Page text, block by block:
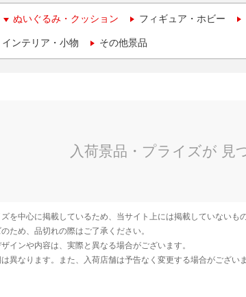
ぬいぐるみ・クッション フィギュア・ホビー
ンテリア・小物 その他景品